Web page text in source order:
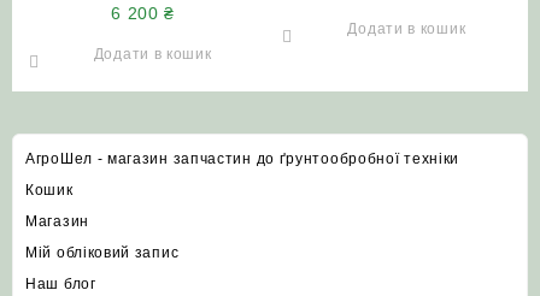
(шліцьова) ДОН-1500Б
6 200₴
Додати в кошик
ДОН-1500 (до 90р.)
Додати в кошик
АгроШел - магазин запчастин до ґрунтообробної техніки
Кошик
Магазин
Мій обліковий запис
Наш блог